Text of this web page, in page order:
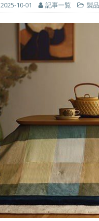
2025-10-01 記事一覧 製